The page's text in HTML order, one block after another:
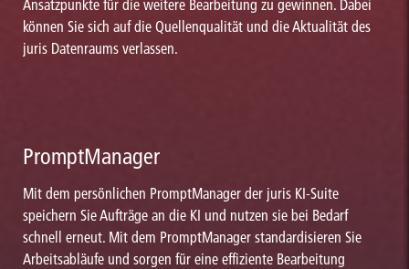
Ansatzpunkte für die weitere Bearbeitung zu gewinnen. Dabei
können Sie sich auf die Quellenqualität und die Aktualität des
juris Datenraums verlassen.
PromptManager
Mit dem persönlichen PromptManager der juris KI-Suite
speichern Sie Aufträge an die KI und nutzen sie bei Bedarf
schnell erneut. Mit dem PromptManager standardisieren Sie
Arbeitsabläufe und sorgen für eine effiziente Bearbeitung